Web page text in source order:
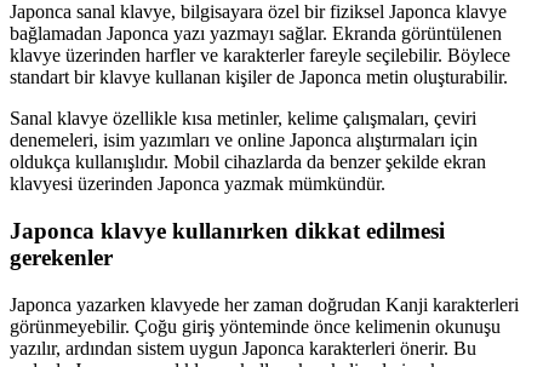
Japonca sanal klavye, bilgisayara özel bir fiziksel Japonca klavye
bağlamadan Japonca yazı yazmayı sağlar. Ekranda görüntülenen
klavye üzerinden harfler ve karakterler fareyle seçilebilir. Böylece
standart bir klavye kullanan kişiler de Japonca metin oluşturabilir.
Sanal klavye özellikle kısa metinler, kelime çalışmaları, çeviri
denemeleri, isim yazımları ve online Japonca alıştırmaları için
oldukça kullanışlıdır. Mobil cihazlarda da benzer şekilde ekran
klavyesi üzerinden Japonca yazmak mümkündür.
Japonca klavye kullanırken dikkat edilmesi
gerekenler
Japonca yazarken klavyede her zaman doğrudan Kanji karakterleri
görünmeyebilir. Çoğu giriş yönteminde önce kelimenin okunuşu
yazılır, ardından sistem uygun Japonca karakterleri önerir. Bu